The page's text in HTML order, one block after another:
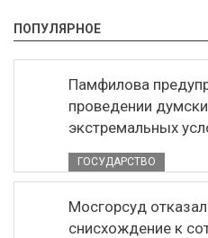
ПОПУЛЯРНОЕ
Памфилова
проведении
экстремальных
ГОСУДАРСТВО
Мосгорсуд
снисхождение к